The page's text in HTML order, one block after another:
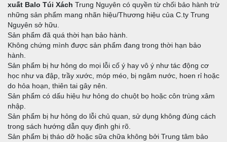
xuất Balo Túi Xách Trung Nguyên có quyền từ chối bảo hành trừ
những sản phẩm mang nhãn hiệu/Thương hiệu của C.ty Trung
Nguyên sở hữu.
Sản phẩm đã quá thời hạn bảo hành.
Không chứng mình được sản phẩm đang trong thời hạn bảo
hành.
Sản phẩm bị hư hỏng do mọi lỗi cố ý hay vô ý như tác động cơ
học như va đập, trầy xước, móp méo, bị ngâm nước, hoen rỉ hoặc
do hỏa hoạn, thiên tai gây nên.
Sản phẩm có dấu hiệu hư hỏng do chuột bọ hoặc côn trùng xâm
nhập.
Sản phẩm bị hư hỏng do lỗi chủ quan, sử dụng không đúng cách
trong sách hướng dẫn quy định ghi rõ.
Sản phẩm bị tháo dỡ hoặc sữa chữa không bởi Trung tâm bảo